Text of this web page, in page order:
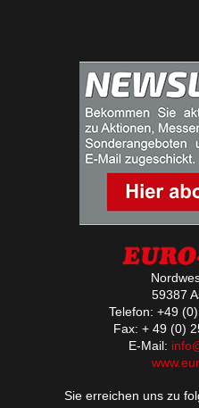
59387
Telefon: +49
Fax: + 49 (0)
E-Mail:
Sie erreichen uns zu